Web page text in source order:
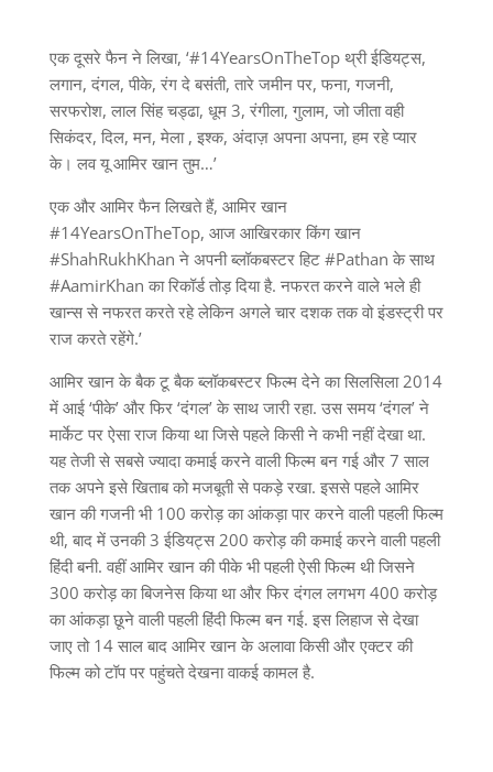
एक दूसरे फैन ने लिखा, ‘#14YearsOnTheTop थ्री ईडियट्स,
लगान, दंगल, पीके, रंग दे बसंती, तारे जमीन पर, फना, गजनी,
सरफरोश, लाल सिंह चड्ढा, धूम 3, रंगीला, गुलाम, जो जीता वही
सिकंदर, दिल, मन, मेला , इश्क, अंदाज़ अपना अपना, हम रहे प्यार
के। लव यू आमिर खान तुम…’
एक और आमिर फैन लिखते हैं, आमिर खान
#14YearsOnTheTop, आज आखिरकार किंग खान
#ShahRukhKhan ने अपनी ब्लॉकबस्टर हिट #Pathan के साथ
#AamirKhan का रिकॉर्ड तोड़ दिया है. नफरत करने वाले भले ही
खान्स से नफरत करते रहे लेकिन अगले चार दशक तक वो इंडस्ट्री पर
राज करते रहेंगे.’
आमिर खान के बैक टू बैक ब्लॉकबस्टर फिल्म देने का सिलसिला 2014
में आई ‘पीके’ और फिर ‘दंगल’ के साथ जारी रहा. उस समय ‘दंगल’ ने
मार्केट पर ऐसा राज किया था जिसे पहले किसी ने कभी नहीं देखा था.
यह तेजी से सबसे ज्यादा कमाई करने वाली फिल्म बन गई और 7 साल
तक अपने इसे खिताब को मजबूती से पकड़े रखा. इससे पहले आमिर
खान की गजनी भी 100 करोड़ का आंकड़ा पार करने वाली पहली फिल्म
थी, बाद में उनकी 3 ईडियट्स 200 करोड़ की कमाई करने वाली पहली
हिंदी बनी. वहीं आमिर खान की पीके भी पहली ऐसी फिल्म थी जिसने
300 करोड़ का बिजनेस किया था और फिर दंगल लगभग 400 करोड़
का आंकड़ा छूने वाली पहली हिंदी फिल्म बन गई. इस लिहाज से देखा
जाए तो 14 साल बाद आमिर खान के अलावा किसी और एक्टर की
फिल्म को टॉप पर पहुंचते देखना वाकई कामल है.